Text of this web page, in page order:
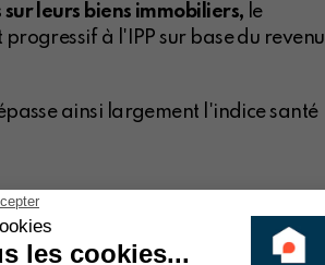
leurs biens immobiliers, le
à l'IPP sur base du revenu
ainsi largement l'indice santé
depuis la dernière
2018 (*)